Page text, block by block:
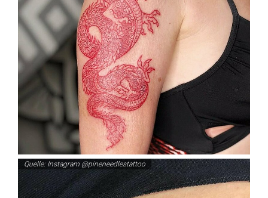
Quelle: Instagram @pineneedlestattoo